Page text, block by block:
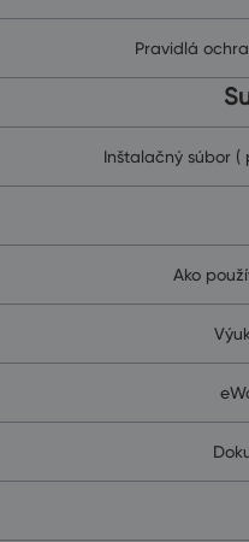
Pravidlá
Inštalačný súbor (
Ako